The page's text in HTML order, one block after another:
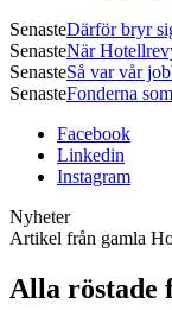
SenasteDärför bryr
SenasteNär
SenasteSå var vår
SenasteFonderna
Facebook
Linkedin
Instagram
Nyheter
Artikel från gamla
Alla röstade